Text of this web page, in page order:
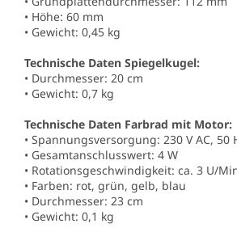
• Höhe: 60 mm
• Gewicht: 0,45 kg
Technische Daten Spiegelkugel:
• Durchmesser: 20 cm
• Gewicht: 0,7 kg
Technische Daten Farbrad mit Motor:
• Spannungsversorgung: 230 V AC, 50
• Gesamtanschlusswert: 4 W
• Rotationsgeschwindigkeit: ca. 3 U/
• Farben: rot, grün, gelb, blau
• Durchmesser: 23 cm
• Gewicht: 0,1 kg